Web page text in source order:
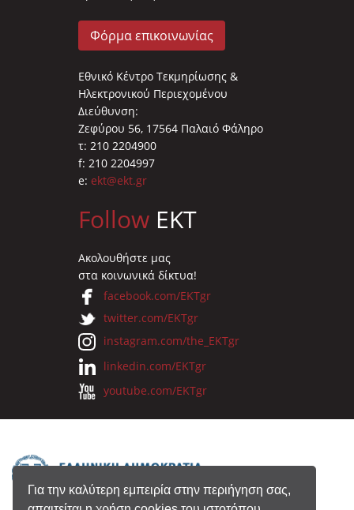
Για την καλύτερη εμπειρία στην περιήγηση σας,
Φόρμα επικοινωνίας
Εθνικό Κέντρο Τεκμηρίωσης &
Ηλεκτρονικού Περιεχομένου
Διεύθυνση:
Ζεφύρου 56, 17564 Παλαιό Φάληρο
τ: 210 2204900
f: 210 2204997
e: ekt@ekt.gr
Follow EKT
Ακολουθήστε μας
στα κοινωνικά δίκτυα!
facebook.com/EKTgr
twitter.com/EKTgr
instagram.com/the_EKTgr
linkedin.com/EKTgr
youtube.com/EKTgr